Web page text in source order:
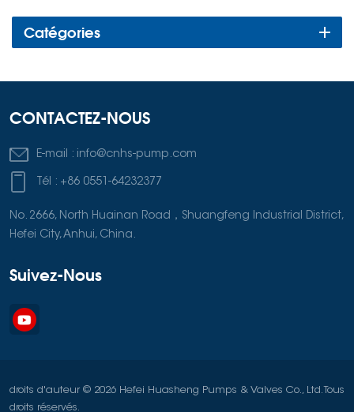
Catégories
CONTACTEZ-NOUS
E-mail : info@cnhs-pump.com
Tél : +86 0551-64232377
No. 2666, North Huainan Road，Shuangfeng Industrial District,
Hefei City, Anhui, China.
Suivez-Nous
droits d'auteur © 2026 Hefei Huasheng Pumps & Valves Co., Ltd. Tous
droits réservés.